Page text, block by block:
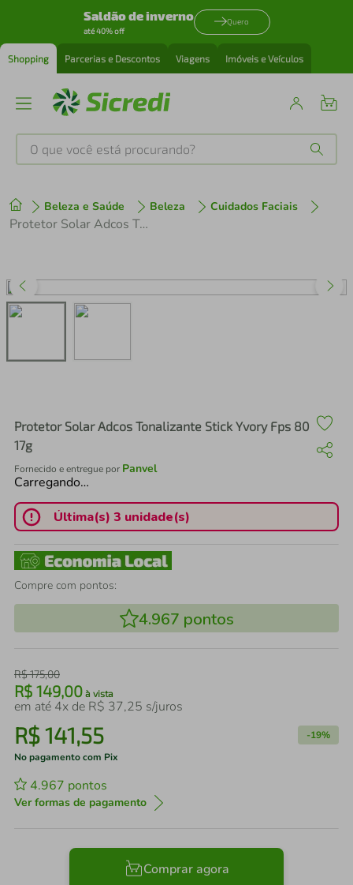
Saldão de inverno
até 40% off
Quero
Shopping Parcerias e Descontos Viagens Imóveis e Veículos
O que você está procurando?
Beleza e Saúde Beleza Cuidados Faciais
Protetor Solar Adcos Tonalizante Stick Yvory Fps 80 17g
Protetor Solar Adcos Tonalizante Stick Yvory Fps 80
17g
Fornecido e entregue por Panvel
Carregando…
Última(s) 3 unidade(s)
Compre com pontos:
4.967 pontos
R$175,00
R$ 149,00 à vista
em até 4x de R$ 37,25 s/juros
R$141,55 -19%
No pagamento com Pix
4.967 pontos
Ver formas de pagamento
Comprar agora
1º tenis
perfume